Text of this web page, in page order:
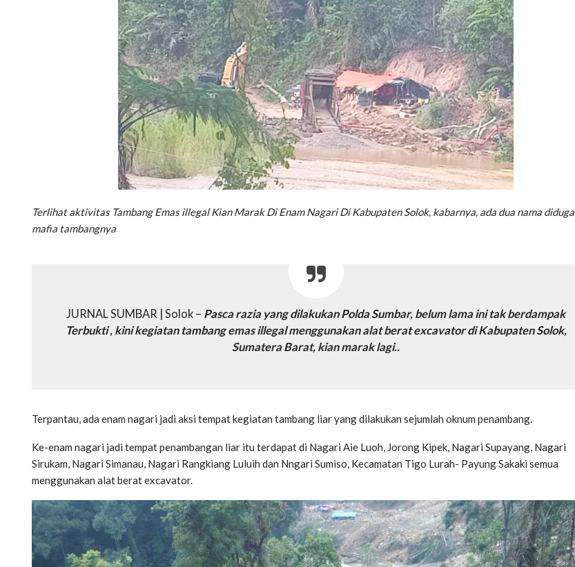
Terlihat aktivitas Tambang Emas illegal Kian Marak Di Enam Nagari Di Kabupaten Solok, kabarnya, ada dua nama diduga
mafia tambangnya
JURNAL SUMBAR | Solok – Pasca razia yang dilakukan Polda Sumbar, belum lama ini tak berdampak
Terbukti , kini kegiatan tambang emas illegal menggunakan alat berat excavator di Kabupaten Solok,
Sumatera Barat, kian marak lagi..
Terpantau, ada enam nagari jadi aksi tempat kegiatan tambang liar yang dilakukan sejumlah oknum penambang.
Ke-enam nagari jadi tempat penambangan liar itu terdapat di Nagari Aie Luoh, Jorong Kipek, Nagari Supayang, Nagari
Sirukam, Nagari Simanau, Nagari Rangkiang Luluih dan Nngari Sumiso, Kecamatan Tigo Lurah- Payung Sakaki semua
menggunakan alat berat excavator.